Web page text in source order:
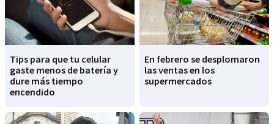
Tips para que tu celular
gaste menos de batería y
dure más tiempo
encendido
En febrero se desplomaron
las ventas en los
supermercados